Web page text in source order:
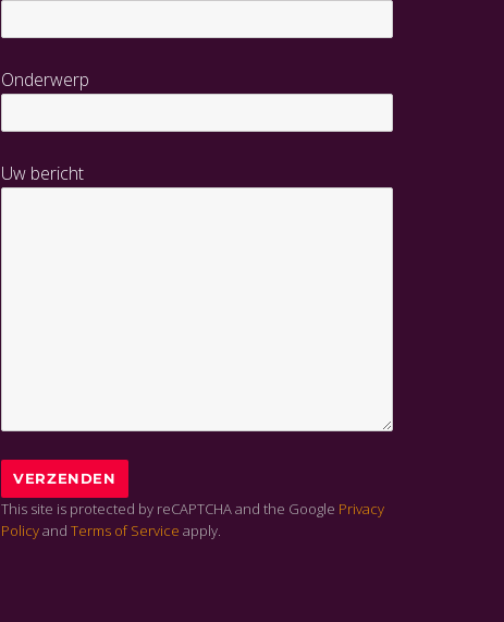
Onderwerp
Uw bericht
This site is protected by reCAPTCHA and the Google Privacy
PolicyandTerms of Service apply.